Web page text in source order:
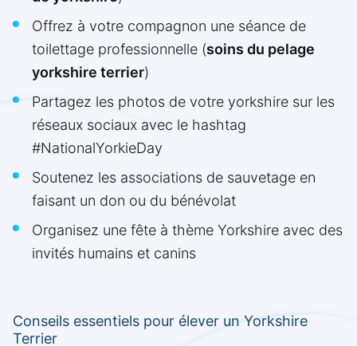
Offrez à votre compagnon une séance de
toilettage professionnelle (soins du pelage
yorkshire terrier)
Partagez les photos de votre yorkshire sur les
réseaux sociaux avec le hashtag
#NationalYorkieDay
Soutenez les associations de sauvetage en
faisant un don ou du bénévolat
Organisez une fête à thème Yorkshire avec des
invités humains et canins
Conseils essentiels pour élever un Yorkshire
Terrier